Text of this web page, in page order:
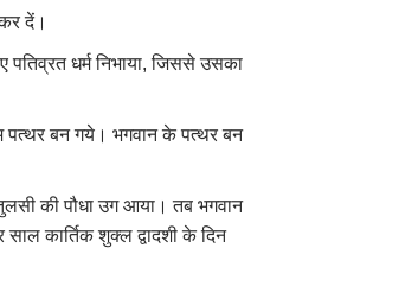
दें।
धर्म निभाया, जिससे उसका
पत्थर बन गये। भगवान के पत्थर बन
की पौधा उग आया। तब भगवान
कार्तिक शुक्ल द्वादशी के दिन